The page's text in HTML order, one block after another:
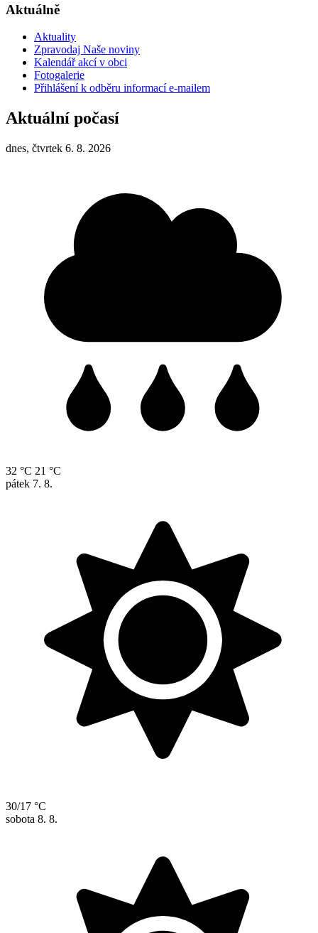
Aktuálně
Aktuality
Zpravodaj Naše noviny
Kalendář akcí v obci
Fotogalerie
Přihlášení k odběru informací e-mailem
Aktuální počasí
dnes, čtvrtek 6. 8. 2026
32 °C 21 °C
pátek 7. 8.
30/17 °C
sobota 8. 8.